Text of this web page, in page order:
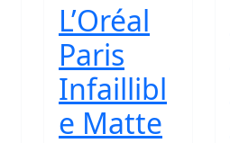
L’Oréal
Paris
Infaillibl
e Matte